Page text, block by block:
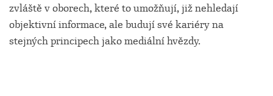
zvláště v oborech, které to umožňují, již nehledají
objektivní informace, ale budují své kariéry na
stejných principech jako mediální hvězdy.